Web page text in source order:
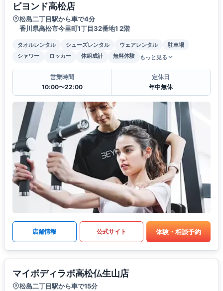
ビヨンド高松店
松島二丁目駅から車で4分
香川県高松市今里町1丁目32番地1 2階
タオルレンタル シューズレンタル ウェアレンタル
駐車場
シャワー
ロッカー 体組成計 無料体験 もっと見る
営業時間
10:00〜22:00
定休日
年中無休
店舗情報 公式サイト 体験・相談予約
マイボディラボ高松仏生山店
松島二丁目駅から車で15分